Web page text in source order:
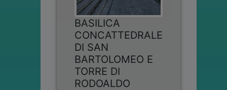
BASILICA
CONCATTEDRALE
DI SAN
BARTOLOMEO E
TORRE DI
RODOALDO